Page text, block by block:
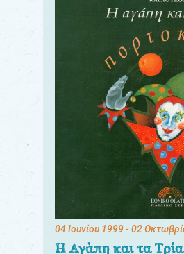
04 Ιουνίου 1999- 02
Η Αγάπη και τα